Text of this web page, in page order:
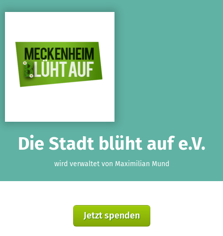
Die Stadt blüht auf e.V.
wird verwaltet von Maximilian Mund
Jetzt spenden